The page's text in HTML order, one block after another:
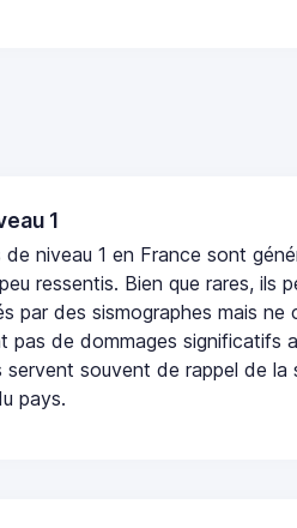
1
de niveau 1 en France sont
ressentis. Bien que rares, ils
par des sismographes mais ne
pas de dommages significatifs
servent souvent de rappel de la
pays.